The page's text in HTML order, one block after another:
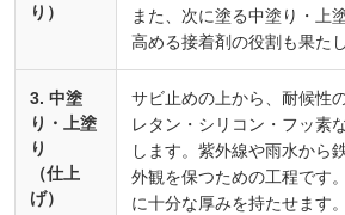
り）
また、次に塗る中塗り・上
高める接着剤の役割も果たし
3. 中塗
り・上塗
り
（仕上
げ）
サビ止めの上から、耐候性
レタン・シリコン・フッ素
します。紫外線や雨水から
外観を保つための工程です
に十分な厚みを持たせます。